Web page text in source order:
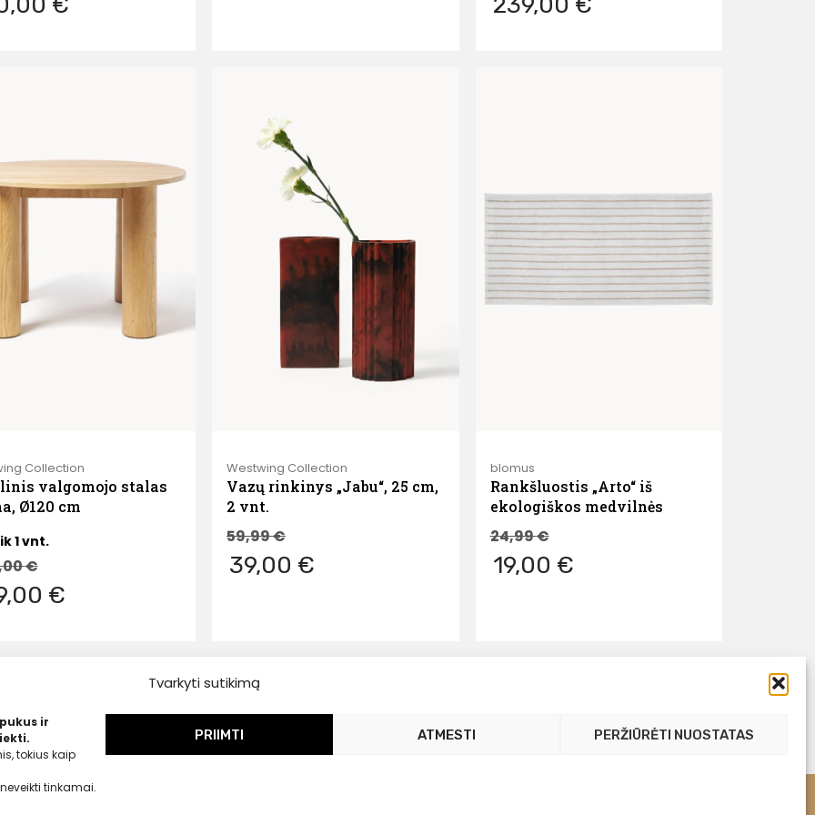
Tvarkyti sutikimą
ir
tokius kaip
tinkamai.
PRIIMTI ATMESTI PERŽIŪRĖTI NUOSTATAS
Collection
valgomojo stalas
Ø120 cm
1 vnt.
€
€
Westwing Collection
Vazų rinkinys „Jabu“, 25 cm,
2 vnt.
59,99€
39,00 €
blomus
Rankšluostis „Arto“ iš
ekologiškos medvilnės
24,99€
19,00 €